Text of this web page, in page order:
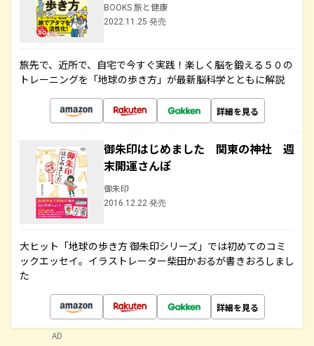
BOOKS 旅と健康
2022.11.25 発売
旅先で、近所で、自宅で今すぐ実践！楽しく脳を鍛える５０の
トレーニングを「地球の歩き方」が最新脳科学とともに解説
詳細を見る
御朱印はじめました 関東の神社 週
末開運さんぽ
御朱印
2016.12.22 発売
大ヒット「地球の歩き方 御朱印シリーズ」では初めてのコミ
ックエッセイ。イラストレーター柴田かおるが書きおろしまし
た
詳細を見る
AD